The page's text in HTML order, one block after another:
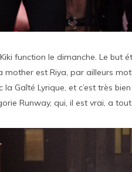
function le dimanche. Le but
mother est Riya, par ailleurs
Gaîté Lyrique, et c’est très
Runway, qui, il est vrai, a